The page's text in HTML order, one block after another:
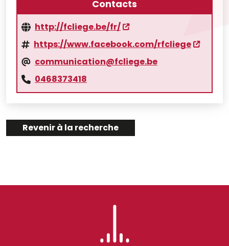
Contacts
http://fcliege.be/fr/
https://www.facebook.com/rfcliege
communication@fcliege.be
0468373418
Revenir à la recherche